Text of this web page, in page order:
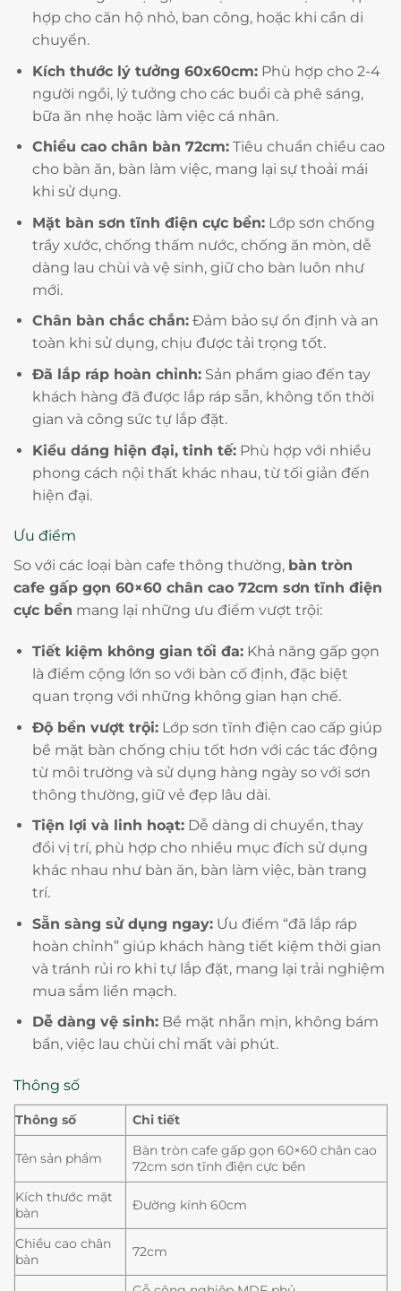
hợp cho căn hộ nhỏ, ban công, hoặc khi cần di
chuyển.
Kích thước lý tưởng 60x60cm:Phù hợp cho 2-4
người ngồi, lý tưởng cho các buổi cà phê sáng,
bữa ăn nhẹ hoặc làm việc cá nhân.
Chiều cao chân bàn 72cm:Tiêu chuẩn chiều cao
cho bàn ăn, bàn làm việc, mang lại sự thoải mái
khi sử dụng.
Mặt bàn sơn tĩnh điện cực bền:Lớp sơn chống
trầy xước, chống thấm nước, chống ăn mòn, dễ
dàng lau chùi và vệ sinh, giữ cho bàn luôn như
mới.
Chân bàn chắc chắn:Đảm bảo sự ổn định và an
toàn khi sử dụng, chịu được tải trọng tốt.
Đã lắp ráp hoàn chỉnh:Sản phẩm giao đến tay
khách hàng đã được lắp ráp sẵn, không tốn thời
gian và công sức tự lắp đặt.
Kiểu dáng hiện đại, tinh tế:Phù hợp với nhiều
phong cách nội thất khác nhau, từ tối giản đến
hiện đại.
Ưu điểm
So với các loại bàn cafe thông thường, bàn tròn
cafe gấp gọn 60×60 chân cao 72cm sơn tĩnh điện
cực bền mang lại những ưu điểm vượt trội:
Tiết kiệm không gian tối đa:Khả năng gấp gọn
là điểm cộng lớn so với bàn cố định, đặc biệt
quan trọng với những không gian hạn chế.
Độ bền vượt trội:Lớp sơn tĩnh điện cao cấp giúp
bề mặt bàn chống chịu tốt hơn với các tác động
từ môi trường và sử dụng hàng ngày so với sơn
thông thường, giữ vẻ đẹp lâu dài.
Tiện lợi và linh hoạt:Dễ dàng di chuyển, thay
đổi vị trí, phù hợp cho nhiều mục đích sử dụng
khác nhau như bàn ăn, bàn làm việc, bàn trang
trí.
Sẵn sàng sử dụng ngay:Ưu điểm “đã lắp ráp
hoàn chỉnh” giúp khách hàng tiết kiệm thời gian
và tránh rủi ro khi tự lắp đặt, mang lại trải nghiệm
mua sắm liền mạch.
Dễ dàng vệ sinh:Bề mặt nhẵn mịn, không bám
bẩn, việc lau chùi chỉ mất vài phút.
Thông số
Thông số Chi tiết
Tên sản phẩm
Bàn tròn cafe gấp gọn 60×60 chân cao
72cm sơn tĩnh điện cực bền
Kích thước mặt
bàn
Đường kính 60cm
Chiều cao chân
bàn
72cm